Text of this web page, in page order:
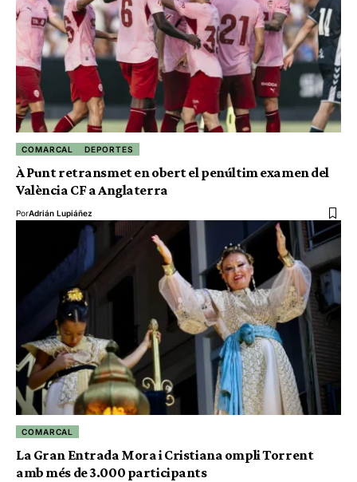
COMARCAL DEPORTES
À Punt retransmet en obert el penúltim examen del
València CF a Anglaterra
PorAdrián Lupiáñez
COMARCAL
La Gran Entrada Mora i Cristiana ompli Torrent
amb més de 3.000 participants